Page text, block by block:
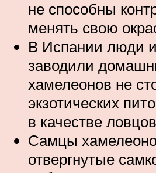
не способны
менять свою
В Испании люди
заводили
хамелеонов не
экзотических
в качестве
Самцы
отвергнутые